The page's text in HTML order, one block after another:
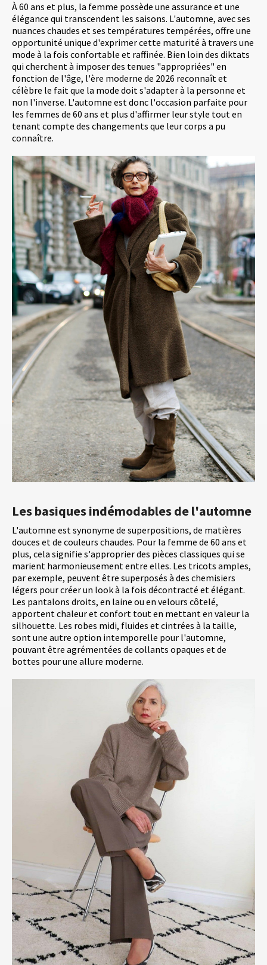
À 60 ans et plus, la femme possède une assurance et une
élégance qui transcendent les saisons. L'automne, avec ses
nuances chaudes et ses températures tempérées, offre une
opportunité unique d'exprimer cette maturité à travers une
mode à la fois confortable et raffinée. Bien loin des diktats
qui cherchent à imposer des tenues "appropriées" en
fonction de l'âge, l'ère moderne de 2026 reconnaît et
célèbre le fait que la mode doit s'adapter à la personne et
non l'inverse. L'automne est donc l'occasion parfaite pour
les femmes de 60 ans et plus d'affirmer leur style tout en
tenant compte des changements que leur corps a pu
connaître.
Les basiques indémodables de l'automne
L'automne est synonyme de superpositions, de matières
douces et de couleurs chaudes. Pour la femme de 60 ans et
plus, cela signifie s'approprier des pièces classiques qui se
marient harmonieusement entre elles. Les tricots amples,
par exemple, peuvent être superposés à des chemisiers
légers pour créer un look à la fois décontracté et élégant.
Les pantalons droits, en laine ou en velours côtelé,
apportent chaleur et confort tout en mettant en valeur la
silhouette. Les robes midi, fluides et cintrées à la taille,
sont une autre option intemporelle pour l'automne,
pouvant être agrémentées de collants opaques et de
bottes pour une allure moderne.